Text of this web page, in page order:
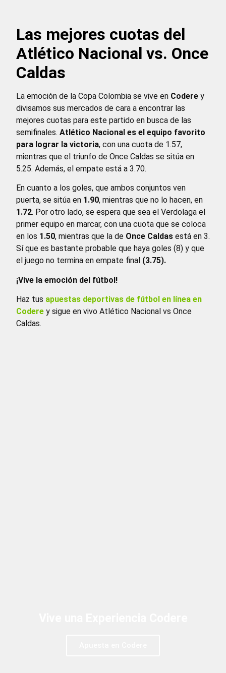
Las mejores cuotas del
Atlético Nacional vs. Once
Caldas
La emoción de la Copa Colombia se vive en Codere y
divisamos sus mercados de cara a encontrar las
mejores cuotas para este partido en busca de las
semifinales. Atlético Nacional es el equipo favorito
para lograr la victoria, con una cuota de 1.57,
mientras que el triunfo de Once Caldas se sitúa en
5.25. Además, el empate está a 3.70.
En cuanto a los goles, que ambos conjuntos ven
puerta, se sitúa en 1.90, mientras que no lo hacen, en
1.72. Por otro lado, se espera que sea el Verdolaga el
primer equipo en marcar, con una cuota que se coloca
en los 1.50, mientras que la de Once Caldas está en 3.
Sí que es bastante probable que haya goles (8) y que
el juego no termina en empate final (3.75).
¡Vive la emoción del fútbol!
Haz tus apuestas deportivas de fútbol en línea en
Codere y sigue en vivo Atlético Nacional vs Once
Caldas.